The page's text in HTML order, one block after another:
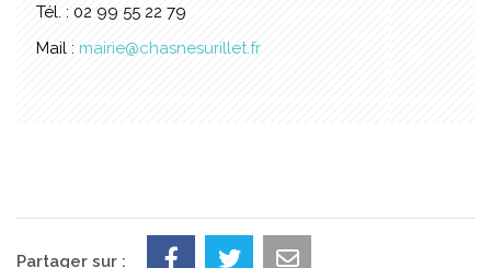
Tél. : 02 99 55 22 79
Mail : mairie@chasnesurillet.fr
Partager sur :